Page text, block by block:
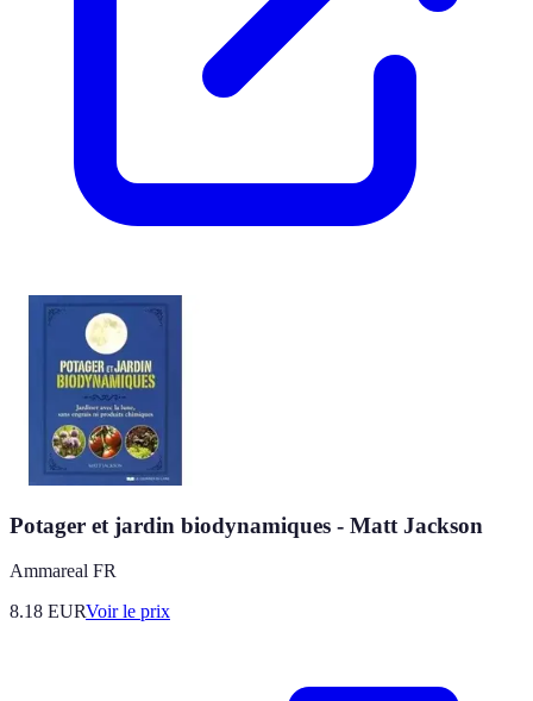
Potager et jardin biodynamiques - Matt Jackson
Ammareal FR
8.18 EURVoir le prix